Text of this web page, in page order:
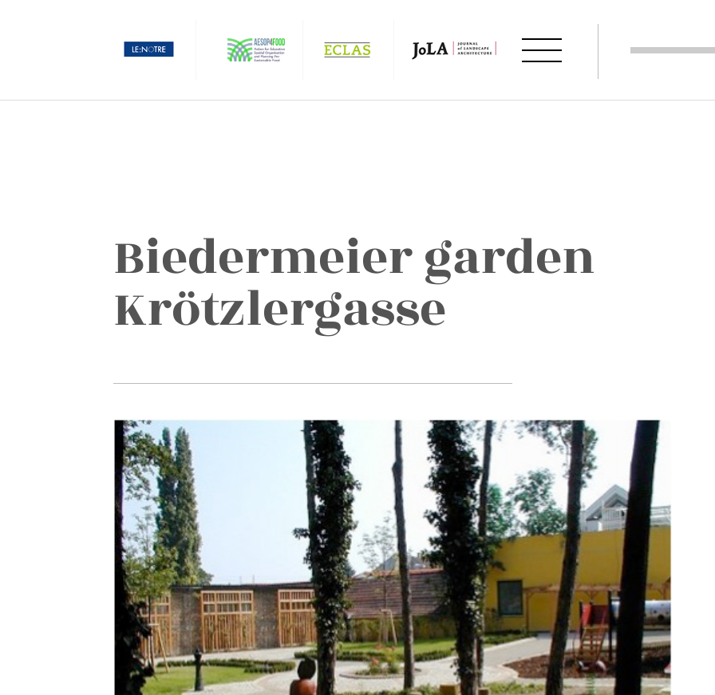
Biedermeier garden
Krötzlergasse